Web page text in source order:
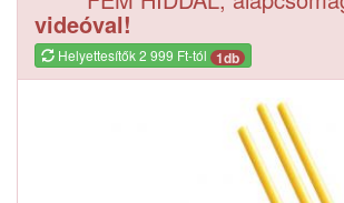
videóval!
Helyettesítők 2 999 Ft-tól 1db